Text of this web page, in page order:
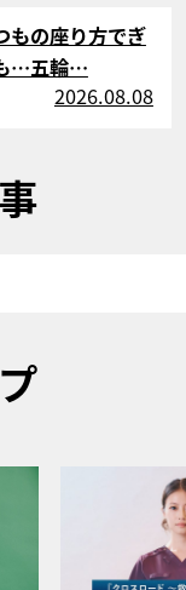
もの座り方でぎ
…五輪…
2026.08.08